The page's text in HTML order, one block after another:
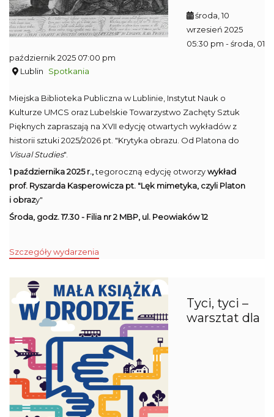
środa, 10
wrzesień 2025
05:30 pm - środa, 01
październik 2025 07:00 pm
Lublin
Spotkania
Miejska Biblioteka Publiczna w Lublinie, Instytut Nauk o
Kulturze UMCS oraz Lubelskie Towarzystwo Zachęty Sztuk
Pięknych zapraszają na XVII edycję otwartych wykładów z
historii sztuki 2025/2026 pt. "Krytyka obrazu. Od Platona do
Visual Studies".
1 października 2025 r.,tegoroczną edycję otworzywykład
prof. Ryszarda Kasperowicza pt. "Lęk mimetyka, czyli Platon
i obrazy"
Środa, godz. 17.30 - Filia nr 2 MBP, ul. Peowiaków 12
Szczegóły wydarzenia
Tyci, tyci –
warsztat dla